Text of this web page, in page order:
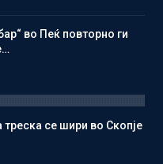
во Пеќ повторно ги
се шири во Скопје